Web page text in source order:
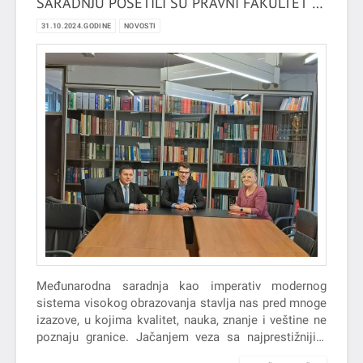
RIJECI
31.10.2024.GODINE NOVOSTI
Međunarodna saradnja kao imperativ modernog
sistema visokog obrazovanja stavlja nas pred mnoge
izazove, u kojima kvalitet, nauka, znanje i veštine ne
poznaju granice. Jačanjem veza sa najprestižnijim